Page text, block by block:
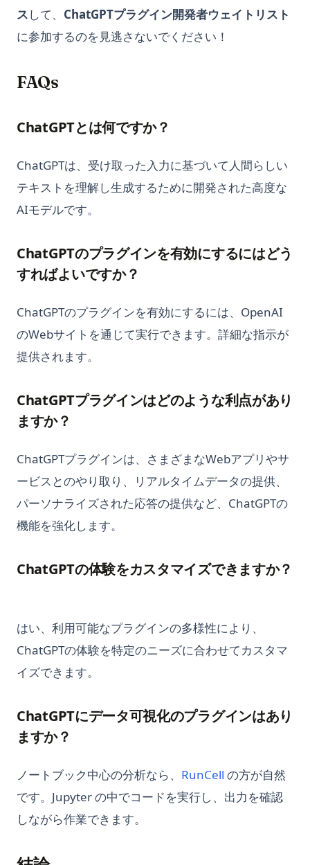
Pythonにおけるelifとは - 解説！
Pythonにおけるブール値とは？
Pythonにおける次元削減：知っておくべきトップのヒント
Pythonの__str__と__repr__の違い
Pythonのコンテキストマネージャ：Pythonのコンテキストマネ
ージャの完全ガイド
Pythonのパースとは？全てが解説される！
Pythonのリストをフラット化：これらのヒントでコードを簡素
Pythonの禅：その意義とアクセス方法
Pythonは大文字と小文字を区別するのか？
Pythonを使用してSnowflake REST APIからデータを取得する：
完全なチュートリアル
Pythonを学ぶのにどのくらい時間がかかりますか？難しいです
か？
Pythonジェネレータ完全ガイド：yield、ジェネレータ式、遅延
評価
Pythonスクリプトの実行方法：初心者向けガイド
例
Pythonタイマー機能とストップウォッチの使い方
Pythonノートブック: データサイエンス初心者のための完全ガ
PythonバージョンマネージャーのPyenvの使い方
Pythonパッケージのアップグレード方法：包括的なガイド
ントとテクニック
Python仮想環境：venv、virtualenv、Condaの完全ガイド
Python型ヒント: 型注釈の実践ガイド
SVM in Python, What It Is and How to Use It
スして、 ChatGPTプラグイン開発者ウェイトリスト
に参加するのを見逃さないでください！
FAQs
ChatGPTとは何ですか？
ChatGPTは、受け取った入力に基づいて人間らしい
テキストを理解し生成するために開発された高度な
AIモデルです。
ChatGPTのプラグインを有効にするにはどう
すればよいですか？
ChatGPTのプラグインを有効にするには、OpenAI
のWebサイトを通じて実行できます。詳細な指示が
提供されます。
ChatGPTプラグインはどのような利点があり
ますか？
ChatGPTプラグインは、さまざまなWebアプリやサ
ービスとのやり取り、リアルタイムデータの提供、
パーソナライズされた応答の提供など、ChatGPTの
機能を強化します。
ChatGPTの体験をカスタマイズできますか？
はい、利用可能なプラグインの多様性により、
ChatGPTの体験を特定のニーズに合わせてカスタマ
イズできます。
ChatGPTにデータ可視化のプラグインはあり
ますか？
ノートブック中心の分析なら、 RunCell (opens in a
の方が自然
です。Jupyter の中でコードを実行し、出力を確認
しながら作業できます。